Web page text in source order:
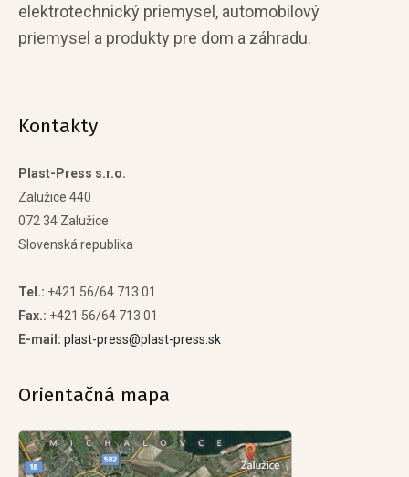
elektrotechnický priemysel, automobilový
priemysel a produkty pre dom a záhradu.
Kontakty
Plast-Press s.r.o.
Zalužice 440
072 34 Zalužice
Slovenská republika
Tel.: +421 56/64 713 01
Fax.: +421 56/64 713 01
E-mail: plast-press@plast-press.sk
Orientačná mapa